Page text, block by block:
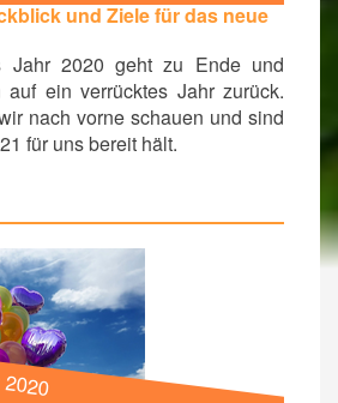
und Ziele für das neue
Jahr 2020 geht zu Ende und
ein verrücktes Jahr zurück.
nach vorne schauen und sind
für uns bereit hält.